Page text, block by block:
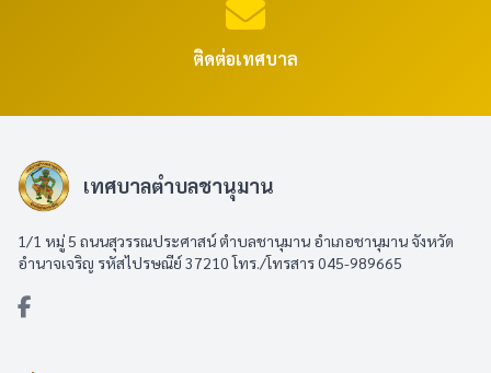
ติดต่อเทศบาล
เทศบาลตำบลชานุมาน
1/1 หมู่ 5 ถนนสุวรรณประศาสน์ ตำบลชานุมาน อำเภอชานุมาน จังหวัด
อำนาจเจริญ รหัสไปรษณีย์ 37210 โทร./โทรสาร 045-989665